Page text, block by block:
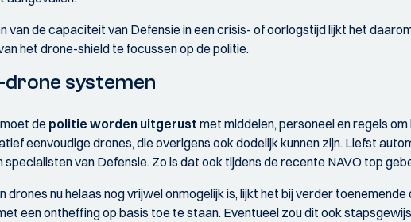
van de capaciteit van Defensie in een crisis- of oorlogstijd lijkt het
het drone-shield te focussen op de politie.
drone systemen
de politie worden uitgerust met middelen, personeel en regels
eenvoudige drones, die overigens ook dodelijk kunnen zijn. Liefst
specialisten van Defensie. Zo is dat ook tijdens de recente NAVO top
nu helaas nog vrijwel onmogelijk is, lijkt het bij verder
een ontheffing op basis toe te staan. Eventueel zou dit ook